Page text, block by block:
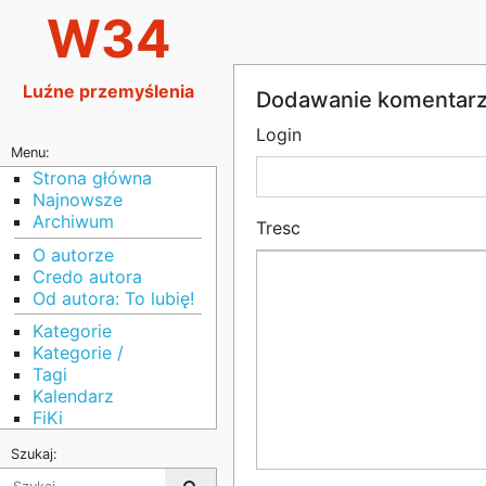
W34
Luźne przemyślenia
Menu:
Strona główna
Najnowsze
Archiwum
O autorze
Credo autora
Od autora: To lubię!
Kategorie
Kategorie /
Tagi
Kalendarz
FiKi
Szukaj:
Dodawanie
Login
Tresc